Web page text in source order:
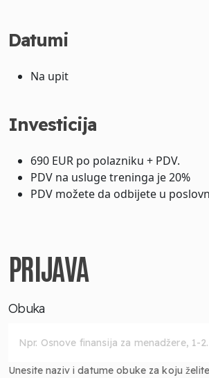
Datumi
Na upit
Investicija
690 EUR po polazniku + PDV.
PDV na usluge treninga je 20%
PDV možete da odbijete u
PRIJAVA
Obuka
Unesite naziv i datume obuke za koju